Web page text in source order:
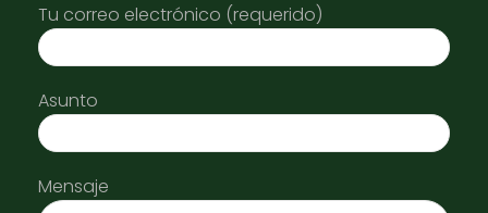
Tu correo electrónico (requerido)
Asunto
Mensaje